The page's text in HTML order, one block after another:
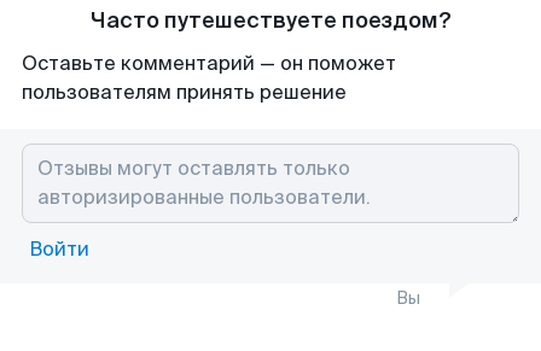
Часто путешествуете поездом?
Оставьте комментарий — он поможет
пользователям принять решение
Войти
Вы